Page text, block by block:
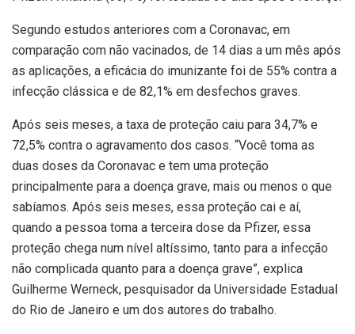
Segundo estudos anteriores com a Coronavac, em
comparação com não vacinados, de 14 dias a um mês após
as aplicações, a eficácia do imunizante foi de 55% contra a
infecção clássica e de 82,1% em desfechos graves.
Após seis meses, a taxa de proteção caiu para 34,7% e
72,5% contra o agravamento dos casos. “Você toma as
duas doses da Coronavac e tem uma proteção
principalmente para a doença grave, mais ou menos o que
sabíamos. Após seis meses, essa proteção cai e aí,
quando a pessoa toma a terceira dose da Pfizer, essa
proteção chega num nível altíssimo, tanto para a infecção
não complicada quanto para a doença grave”, explica
Guilherme Werneck, pesquisador da Universidade Estadual
do Rio de Janeiro e um dos autores do trabalho.